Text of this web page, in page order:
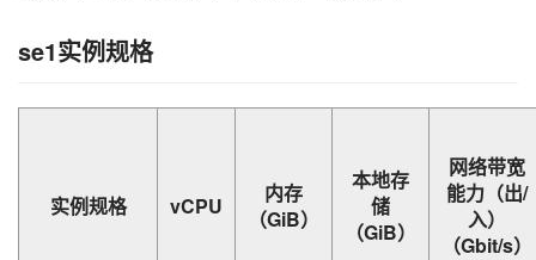
se1实例规格
实例规格 vCPU
内存
（GiB）
本地存
储
（GiB）
网络带宽
能力（出/
入）
（Gbit/s）